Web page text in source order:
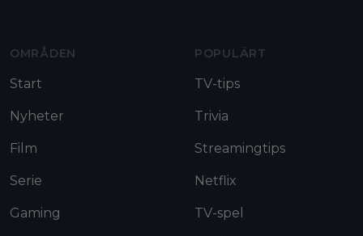
OMRÅDEN
Start
Nyheter
Film
Serie
Gaming
POPULÄRT
TV-tips
Trivia
Streamingtips
Netflix
TV-spel